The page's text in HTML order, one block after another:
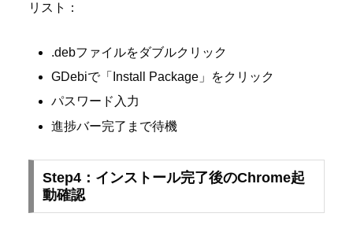
リスト：
.debファイルをダブルクリック
GDebiで「Install Package」をクリック
パスワード入力
進捗バー完了まで待機
Step4：インストール完了後のChrome起
動確認